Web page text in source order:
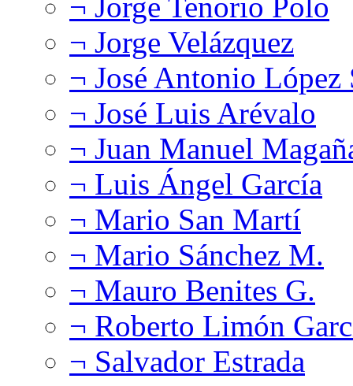
¬ Jorge Velázquez
¬ José Antonio López
¬ José Luis Arévalo
¬ Juan Manuel
¬ Luis Ángel García
¬ Mario San Martí
¬ Mario Sánchez M.
¬ Mauro Benites G.
¬ Roberto Limón
¬ Salvador Estrada